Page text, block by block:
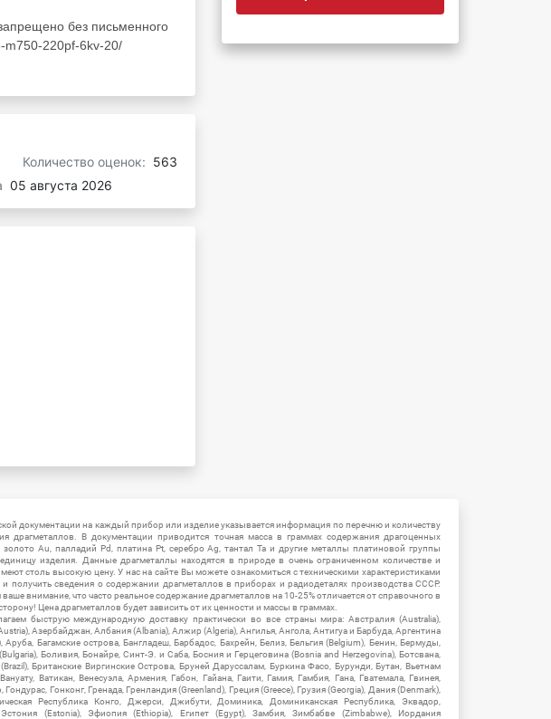
без письменного
m750-220pf-6kv-20/
Количество оценок: 563
05 августа 2026
документации на каждый прибор или изделие указывается информация по перечню и количеству
драгметаллов. В документации приводится точная масса в граммах содержания драгоценных
золото Au, палладий Pd, платина Pt, серебро Ag, тантал Ta и другие металлы платиновой группы
изделия. Данные драгметаллы находятся в природе в очень ограниченном количестве и
столь высокую цену. У нас на сайте Вы можете ознакомиться с техническими характеристиками
получить сведения о содержании драгметаллов в приборах и радиодеталях производства СССР.
внимание, что часто реальное содержание драгметаллов на 10-25% отличается от справочного в
Цена драгметаллов будет зависить от их ценности и массы в граммах.
быструю международную доставку практически во все страны мира: Австралия (Australia),
Азербайджан, Албания (Albania), Алжир (Algeria), Ангилья, Ангола, Антигуа и Барбуда, Аргентина
Аруба, Багамские острова, Бангладеш, Барбадос, Бахрейн, Белиз, Бельгия (Belgium), Бенин, Бермуды,
Боливия, Бонайре, Синт-Э. и Саба, Босния и Герцеговина (Bosnia and Herzegovina), Ботсвана,
Британские Виргинские Острова, Бруней Даруссалам, Буркина Фасо, Бурунди, Бутан, Вьетнам
Ватикан, Венесуэла, Армения, Габон, Гайана, Гаити, Гамия, Гамбия, Гана, Гватемала, Гвинея,
Гондурас, Гонконг, Гренада, Гренландия (Greenland), Греция (Greece), Грузия (Georgia), Дания (Denmark),
Республика Конго, Джерси, Джибути, Доминика, Доминиканская Республика, Эквадор,
(Estonia), Эфиопия (Ethiopia), Египет (Egypt), Замбия, Зимбабве (Zimbabwe), Иордания